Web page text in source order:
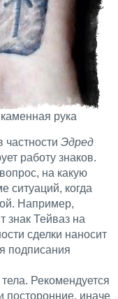
рука
Эдред
работу знаков.
на какую
ситуаций, когда
Например,
знак Тейваз на
сделки наносит
подписания
Рекомендуется
посторонние, иначе